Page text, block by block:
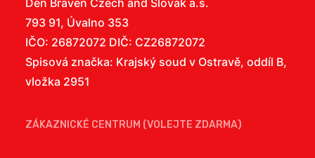
Den Braven Czech and Slovak a.s.
793 91, Úvalno 353
IČO: 26872072 DIČ: CZ26872072
Spisová značka: Krajský soud v Ostravě, oddíl B,
vložka 2951
ZÁKAZNICKÉ CENTRUM (VOLEJTE ZDARMA)